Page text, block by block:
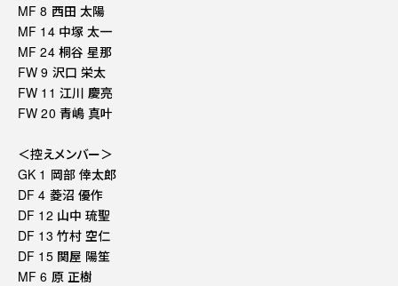
MF 8 西田 太陽
MF 14 中塚 太一
MF 24 桐谷 星那
FW 9 沢口 栄太
FW 11 江川 慶亮
FW 20 青嶋 真叶
＜控えメンバー＞
GK 1 岡部 倖太郎
DF 4 菱沼 優作
DF 12 山中 琉聖
DF 13 竹村 空仁
DF 15 関屋 陽笙
MF 6 原 正樹